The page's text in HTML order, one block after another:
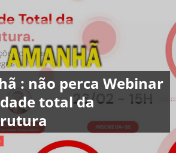
: não perca Webinar
total da